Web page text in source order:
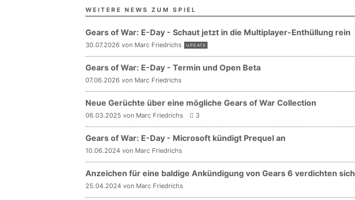
WEITERE NEWS ZUM SPIEL
Gears of War: E-Day - Schaut jetzt in die Multiplayer-Enthüllung rein
30.07.2026 von Marc Friedrichs UPDATE
Gears of War: E-Day - Termin und Open Beta
07.06.2026 von Marc Friedrichs
Neue Gerüchte über eine mögliche Gears of War Collection
06.03.2025 von Marc Friedrichs 3
Gears of War: E-Day - Microsoft kündigt Prequel an
10.06.2024 von Marc Friedrichs
Anzeichen für eine baldige Ankündigung von Gears 6 verdichten sich
25.04.2024 von Marc Friedrichs